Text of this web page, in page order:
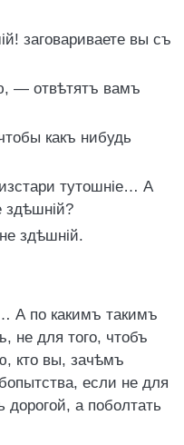
заговариваете вы съ
— отвѣтятъ вамъ
какъ нибудь
тутошніе… А
здѣшній?
здѣшній.
по какимъ такимъ
не для того, чтобъ
кто вы, зачѣмъ
если не для
дорогой, а поболтать